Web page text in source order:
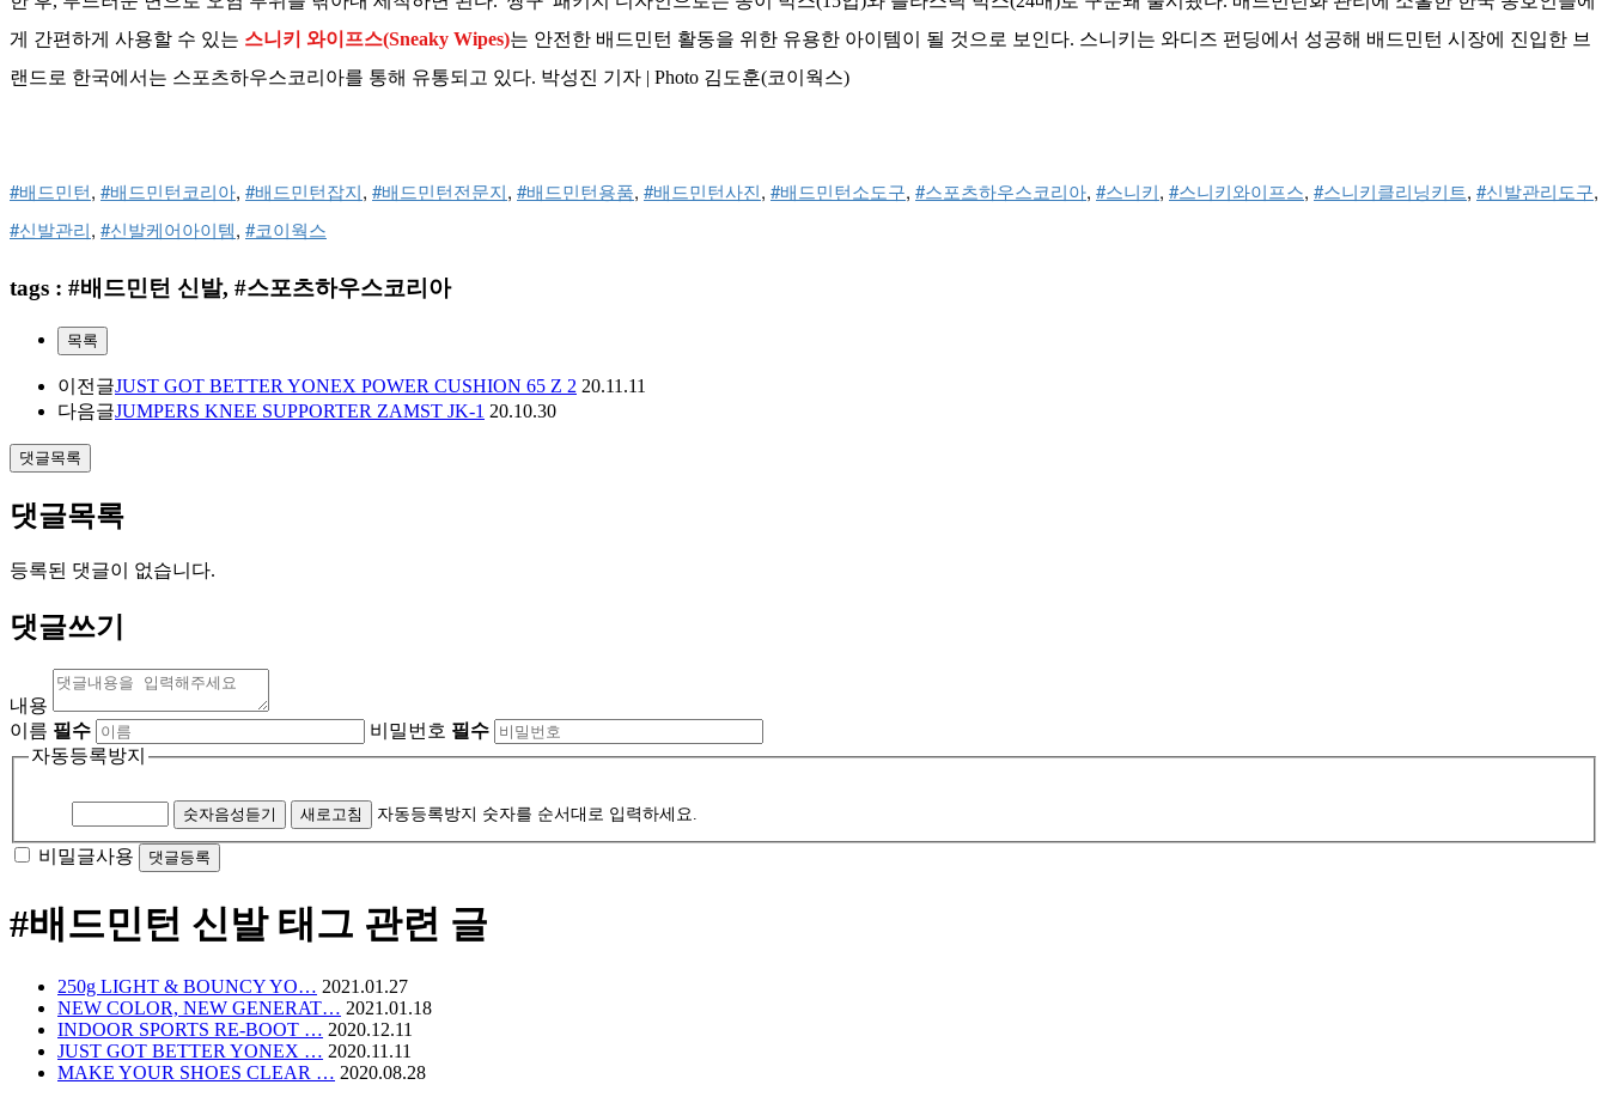
게 간편하게 사용할 수 있는 스니키 와이프스(Sneaky Wipes)는 안전한 배드민턴 활동을 위한 유용한 아이템이 될 것으로 보인다. 스니키는 와디즈 펀딩에서 성공해 배드민턴 시장에 진입한 브
랜드로 한국에서는 스포츠하우스코리아를 통해 유통되고 있다. 박성진 기자 | Photo 김도훈(코이웍스)
#배드민턴, #배드민턴코리아, #배드민턴잡지, #배드민턴전문지, #배드민턴용품, #배드민턴사진, #배드민턴소도구, #스포츠하우스코리아, #스니키, #스니키와이프스, #스니키클리닝키트, #신발관리도구
#신발관리, #신발케어아이템, #코이웍스
tags : #배드민턴 신발, #스포츠하우스코리아
목록
이전글JUST GOT BETTER YONEX POWER CUSHION 65 Z 2 20.11.11
다음글JUMPERS KNEE SUPPORTER ZAMST JK-1 20.10.30
댓글목록
댓글목록
등록된 댓글이 없습니다.
댓글쓰기
내용
이름 필수 비밀번호 필수
자동등록방지
숫자음성듣기 새로고침 자동등록방지 숫자를 순서대로 입력하세요.
비밀글사용
#배드민턴 신발태그 관련 글
250g LIGHT & BOUNCY YO… 2021.01.27
NEW COLOR, NEW GENERAT… 2021.01.18
INDOOR SPORTS RE-BOOT … 2020.12.11
JUST GOT BETTER YONEX … 2020.11.11
MAKE YOUR SHOES CLEAR … 2020.08.28